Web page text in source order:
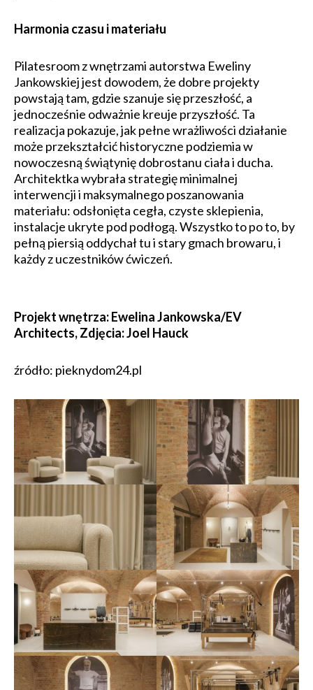
Harmonia czasu i materiału
Pilatesroom z wnętrzami autorstwa Eweliny
Jankowskiej jest dowodem, że dobre projekty
powstają tam, gdzie szanuje się przeszłość, a
jednocześnie odważnie kreuje przyszłość. Ta
realizacja pokazuje, jak pełne wrażliwości działanie
może przekształcić historyczne podziemia w
nowoczesną świątynię dobrostanu ciała i ducha.
Architektka wybrała strategię minimalnej
interwencji i maksymalnego poszanowania
materiału: odsłonięta cegła, czyste sklepienia,
instalacje ukryte pod podłogą. Wszystko to po to, by
pełną piersią oddychał tu i stary gmach browaru, i
każdy z uczestników ćwiczeń.
Projekt wnętrza: Ewelina Jankowska/EV
Architects, Zdjęcia: Joel Hauck
źródło: pieknydom24.pl